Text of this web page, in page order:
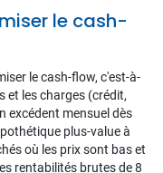
le cash-
le cash-flow, c'est-à-
et les charges (crédit,
excédent mensuel dès
plus-value à
où les prix sont bas et
rentabilités brutes de 8